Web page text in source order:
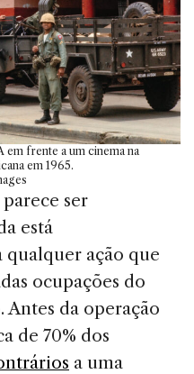
em frente a um cinema na
em 1965.
ser
está
qualquer ação que
ocupações do
Antes da operação
de 70% dos
a uma